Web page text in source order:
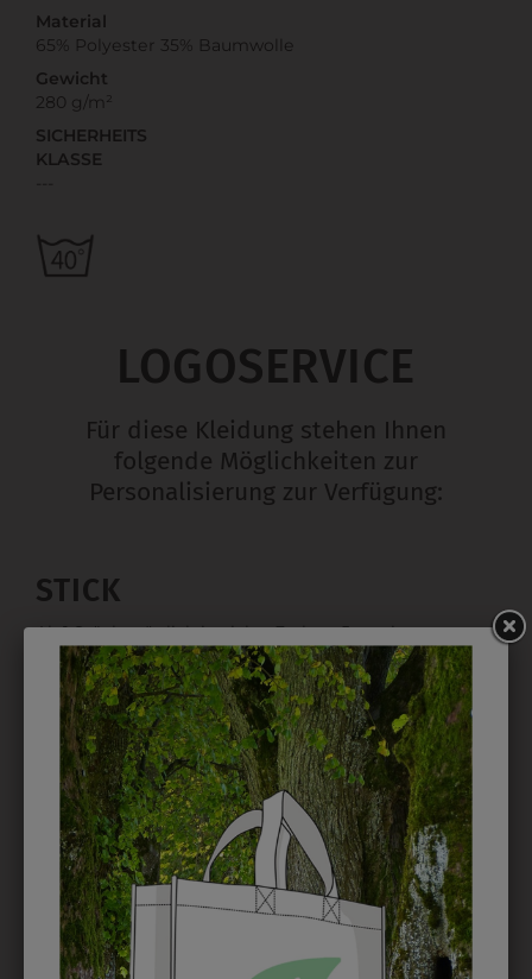
Material
65% Polyester 35% Baumwolle
Gewicht
280 g/m²
SICHERHEITS
KLASSE
LOGOSERVICE
Für diese Kleidung stehen Ihnen
folgende Möglichkeiten zur
Personalisierung zur Verfügung:
STICK
Ab 1 Stück möglich in vielen Farben. 5mm ist
Mindesthöhe bei einem Schriftzug. Für Logos und
Namen optimal. Waschbar bis zu 95°C.
EMBLEM
Kann gestickt oder bedruckt werden. Sehr vielseitig
einsetzbar und beim Sticken wieder ab 1 Stück
möglich.
DRUCK
Perfekt für große Logos und für kleine Details, jedoch